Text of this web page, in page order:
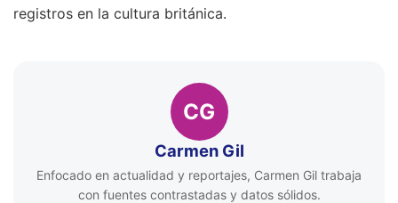
registros en la cultura británica.
CG
Carmen Gil
Enfocado en actualidad y reportajes, Carmen Gil trabaja
con fuentes contrastadas y datos sólidos.